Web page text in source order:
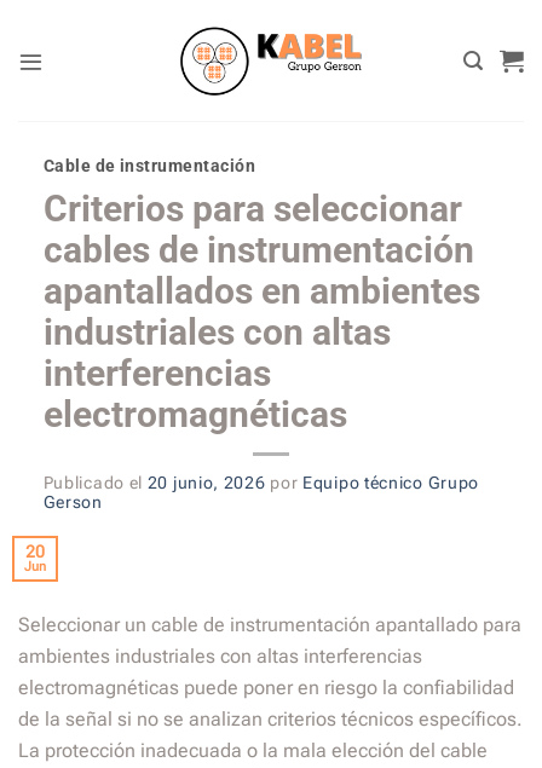
content
Cable de instrumentación
Criterios para seleccionar
cables de instrumentación
apantallados en ambientes
industriales con altas
interferencias
electromagnéticas
Publicado el 20 junio, 2026 por Equipo técnico Grupo
Gerson
20
Jun
Seleccionar un cable de instrumentación apantallado para
ambientes industriales con altas interferencias
electromagnéticas puede poner en riesgo la confiabilidad
de la señal si no se analizan criterios técnicos específicos.
La protección inadecuada o la mala elección del cable